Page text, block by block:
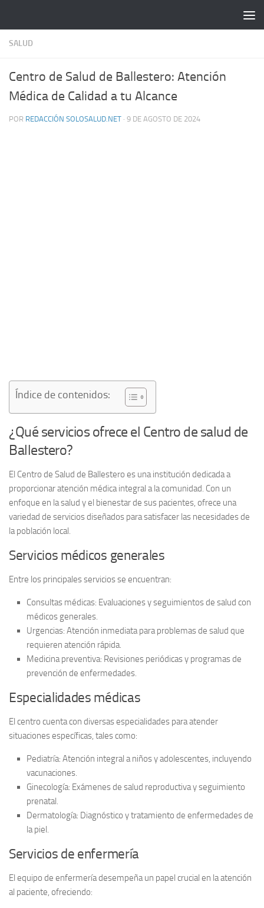
SALUD
Centro de Salud de Ballestero: Atención
Médica de Calidad a tu Alcance
POR REDACCIÓN SOLOSALUD.NET · 9 DE AGOSTO DE 2024
Índice de contenidos:
¿Qué servicios ofrece el Centro de salud de
Ballestero?
El Centro de Salud de Ballestero es una institución dedicada a
proporcionar atención médica integral a la comunidad. Con un
enfoque en la salud y el bienestar de sus pacientes, ofrece una
variedad de servicios diseñados para satisfacer las necesidades de
la población local.
Servicios médicos generales
Entre los principales servicios se encuentran:
Consultas médicas: Evaluaciones y seguimientos de salud con
médicos generales.
Urgencias: Atención inmediata para problemas de salud que
requieren atención rápida.
Medicina preventiva: Revisiones periódicas y programas de
prevención de enfermedades.
Especialidades médicas
El centro cuenta con diversas especialidades para atender
situaciones específicas, tales como:
Pediatría: Atención integral a niños y adolescentes, incluyendo
vacunaciones.
Ginecología: Exámenes de salud reproductiva y seguimiento
prenatal.
Dermatología: Diagnóstico y tratamiento de enfermedades de
la piel.
Servicios de enfermería
El equipo de enfermería desempeña un papel crucial en la atención
al paciente, ofreciendo: